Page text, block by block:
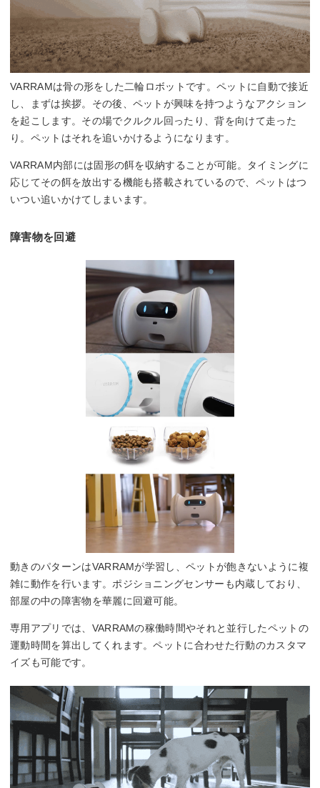
VARRAMは骨の形をした二輪ロボットです。ペットに自動で接近
し、まずは挨拶。その後、ペットが興味を持つようなアクション
を起こします。その場でクルクル回ったり、背を向けて走った
り。ペットはそれを追いかけるようになります。
VARRAM内部には固形の餌を収納することが可能。タイミングに
応じてその餌を放出する機能も搭載されているので、ペットはつ
いつい追いかけてしまいます。
障害物を回避
動きのパターンはVARRAMが学習し、ペットが飽きないように複
雑に動作を行います。ポジショニングセンサーも内蔵しており、
部屋の中の障害物を華麗に回避可能。
専用アプリでは、VARRAMの稼働時間やそれと並行したペットの
運動時間を算出してくれます。ペットに合わせた行動のカスタマ
イズも可能です。